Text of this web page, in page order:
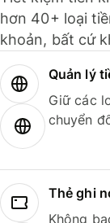
hơn 40+ loại
khoản, bất cứ
Quản lý
Giữ các
chuyển
Thẻ ghi
Không